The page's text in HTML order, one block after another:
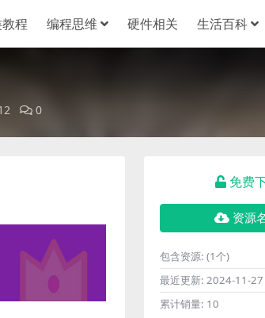
程 编程思维 硬件相关 生活百科
0
免费
资源
包含资源: (1个)
最近更新: 2024-11-27
累计销量: 10